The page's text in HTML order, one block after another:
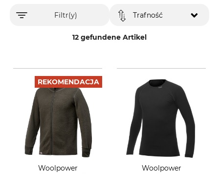
Filtr(y)
12 gefundene Artikel
Trafność
REKOMENDACJA
Woolpower
Woolpower